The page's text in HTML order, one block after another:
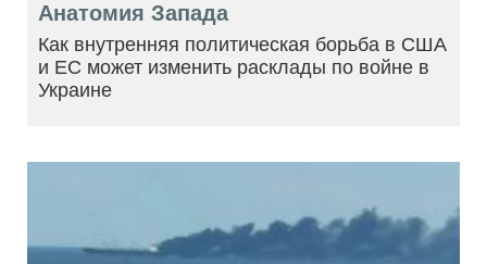
Анатомия Запада
Как внутренняя политическая борьба в США
и ЕС может изменить расклады по войне в
Украине